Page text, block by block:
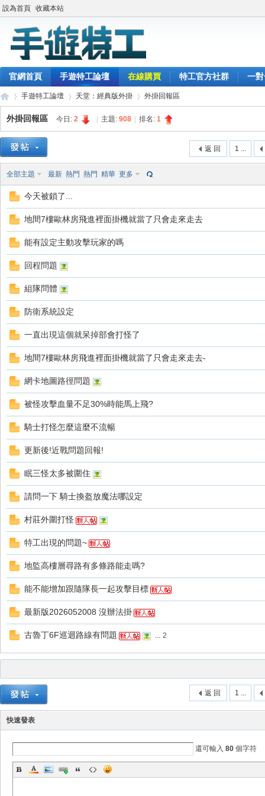
設為首頁 收藏本站
官網首頁 手遊特工論壇 在線購買 特工官方社群 一
»
手遊特工論壇 天堂：經典版外掛 外掛回報區
外掛回報區 今日: 2 主題: 908 排名: 1
1 ...
返 回
全部主題 最新 熱門 熱門 精華 更多
今天被鎖了...
地間7樓歐林房飛進裡面掛機就當了只會走來走去
能有設定主動攻擊玩家的嗎
回程問題
組隊問體
防衛系統設定
一直出現這個就呆掉部會打怪了
地間7樓歐林房飛進裡面掛機就當了只會走來走去-
網卡地圖路徑問題
被怪攻擊血量不足30%時能馬上飛?
騎士打怪怎麼這麼不流暢
更新後!近戰問題回報!
眠三怪太多被圍住
請問一下 騎士換盔放魔法哪設定
村莊外圍打怪
特工出現的問題~
地監高樓層尋路有多條路能走嗎?
能不能增加跟隨隊長一起攻擊目標
最新版2026052008 沒辦法掛
古魯丁6F巡迴路線有問題 ... 2
1 ...
返 回
快速發表
還可輸入 80 個字符